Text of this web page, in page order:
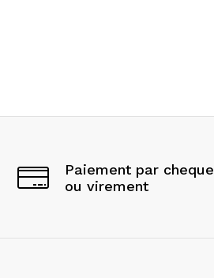
Paiement par cheque
ou virement